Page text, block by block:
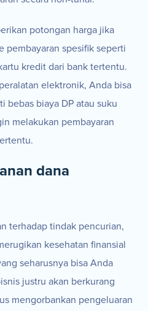
potongan harga jika
pembayaran spesifik seperti
kredit dari bank tertentu.
elektronik, Anda bisa
bebas biaya DP atau suku
melakukan pembayaran
dana
terhadap tindak pencurian,
kesehatan finansial
seharusnya bisa Anda
justru akan berkurang
mengorbankan pengeluaran